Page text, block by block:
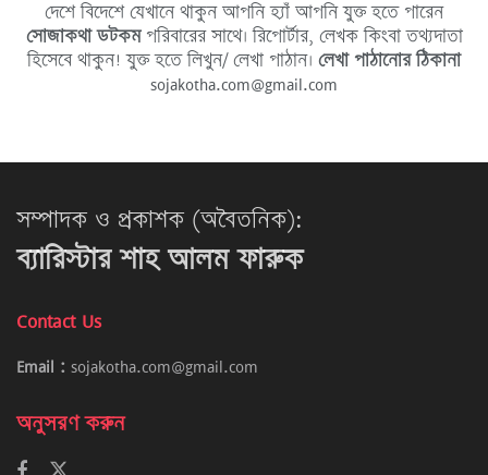
দেশে বিদেশে যেখানে থাকুন আপনি হ্যাঁ আপনি যুক্ত হতে পারেন
সোজাকথা ডটকমপরিবারের সাথে। রিপোর্টার, লেখক কিংবা তথ্যদাতা
হিসেবে থাকুন! যুক্ত হতে লিখুন/ লেখা পাঠান। লেখা পাঠানোর ঠিকানা
sojakotha.com@gmail.com
সম্পাদক ও প্রকাশক (অবৈতনিক):
ব্যারিস্টার শাহ আলম ফারুক
Contact Us
Email : sojakotha.com@gmail.com
অনুসরণ করুন